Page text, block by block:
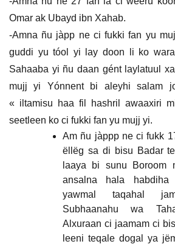
Omar ak Ubayd ibn Xahab.
-Amna ñu jàpp ne ci fukki fan yu
guddi yu tóol yi lay doon li ko
Sahaaba yi ñu daan gént laylatuul
mujj yi Yónnent bi aleyhi salam
« iltamisu haa fil hashril awaaxiri
seetleen ko ci fukki fan yu mujj yi.
Am ñu jàppp ne ci fukk
ëllëg sa di bisu Badar
laaya bi sunu
ansalna hala habdiha
yawmal taqahal
Subhaanahu wa
Alxuraan ci jaamam ci
leeni teqale dogal ya